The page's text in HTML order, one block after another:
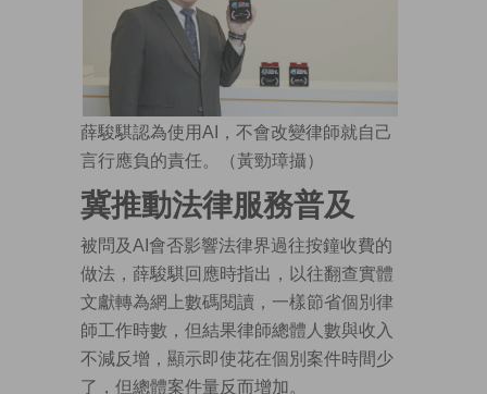
薛駿騏認為使用AI，不會改變律師就自己
言行應負的責任。（黃勁璋攝）
冀推動法律服務普及
被問及AI會否影響法律界過往按鐘收費的
做法，薛駿騏回應時指出，以往翻查實體
文獻轉為網上數碼閱讀，一樣節省個別律
師工作時數，但結果律師總體人數與收入
不減反增，顯示即使花在個別案件時間少
了，但總體案件量反而增加。